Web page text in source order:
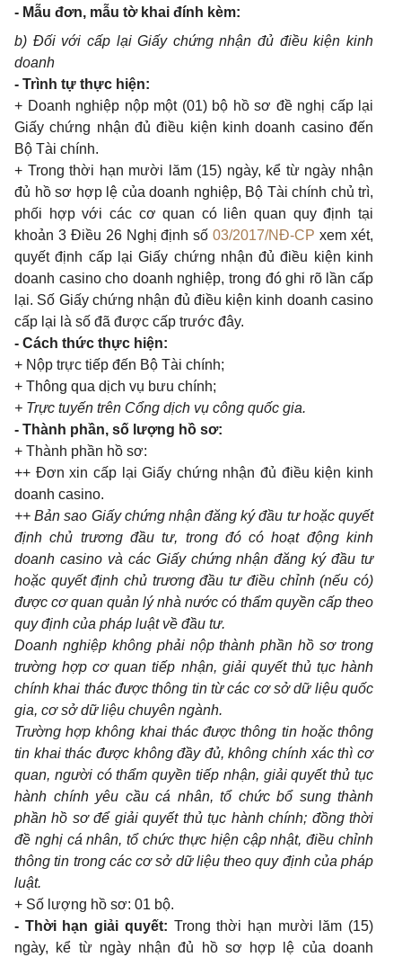
- Mẫu đơn, mẫu tờ khai đính kèm:
b) Đối với cấp lại Giấy chứng nhận đủ điều kiện kinh
doanh
- Trình tự thực hiện:
+ Doanh nghiệp nộp một (01) bộ hồ sơ đề nghị cấp lại
Giấy chứng nhận đủ điều kiện kinh doanh casino đến
Bộ Tài chính.
+ Trong thời hạn mười lăm (15) ngày, kể từ ngày nhận
đủ hồ sơ hợp lệ của doanh nghiệp, Bộ Tài chính chủ trì,
phối hợp với các cơ quan có liên quan quy định tại
khoản 3 Điều 26 Nghị định số03/2017/NĐ-CP xem xét,
quyết định cấp lại Giấy chứng nhận đủ điều kiện kinh
doanh casino cho doanh nghiệp, trong đó ghi rõ lần cấp
lại. Số Giấy chứng nhận đủ điều kiện kinh doanh casino
cấp lại là số đã được cấp trước đây.
- Cách thức thực hiện:
+ Nộp trực tiếp đến Bộ Tài chính;
+ Thông qua dịch vụ bưu chính;
+ Trực tuyến trên Cổng dịch vụ công quốc gia.
- Thành phần, số lượng hồ sơ:
+ Thành phần hồ sơ:
++ Đơn xin cấp lại Giấy chứng nhận đủ điều kiện kinh
doanh casino.
++ Bản sao Giấy chứng nhận đăng ký đầu tư hoặc quyết
định chủ trương đầu tư, trong đó có hoạt động kinh
doanh casino và các Giấy chứng nhận đăng ký đầu tư
hoặc quyết định chủ trương đầu tư điều chỉnh (nếu có)
được cơ quan quản lý nhà nước có thẩm quyền cấp theo
quy định của pháp luật về đầu tư.
Doanh nghiệp không phải nộp thành phần hồ sơ trong
trường hợp cơ quan tiếp nhận, giải quyết thủ tục hành
chính khai thác được thông tin từ các cơ sở dữ liệu quốc
gia, cơ sở dữ liệu chuyên ngành.
Trường hợp không khai thác được thông tin hoặc thông
tin khai thác được không đầy đủ, không chính xác thì cơ
quan, người có thẩm quyền tiếp nhận, giải quyết thủ tục
hành chính yêu cầu cá nhân, tổ chức bổ sung thành
phần hồ sơ để giải quyết thủ tục hành chính; đồng thời
đề nghị cá nhân, tổ chức thực hiện cập nhật, điều chỉnh
thông tin trong các cơ sở dữ liệu theo quy định của pháp
luật.
+ Số lượng hồ sơ: 01 bộ.
- Thời hạn giải quyết: Trong thời hạn mười lăm (15)
ngày, kể từ ngày nhận đủ hồ sơ hợp lệ của doanh